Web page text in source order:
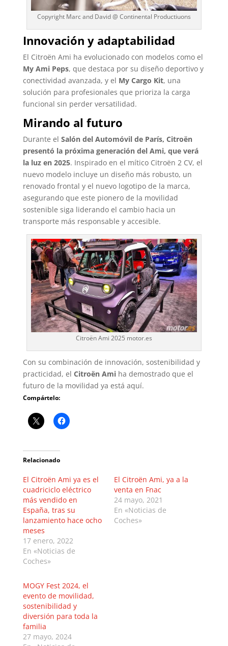
Copyright Marc and David @ Continental Productiuons
Innovación y adaptabilidad
El Citroën Ami ha evolucionado con modelos como el
My Ami Peps, que destaca por su diseño deportivo y
conectividad avanzada, y el My Cargo Kit, una
solución para profesionales que prioriza la carga
funcional sin perder versatilidad.
Mirando al futuro
Durante el Salón del Automóvil de París, Citroën
presentó la próxima generación del Ami, que verá
la luz en 2025. Inspirado en el mítico Citroën 2 CV, el
nuevo modelo incluye un diseño más robusto, un
renovado frontal y el nuevo logotipo de la marca,
asegurando que este pionero de la movilidad
sostenible siga liderando el cambio hacia un
transporte más responsable y accesible.
Citroën Ami 2025 motor.es
Con su combinación de innovación, sostenibilidad y
practicidad, el Citroën Amiha demostrado que el
futuro de la movilidad ya está aquí.
Compártelo:
Relacionado
El Citroën Ami ya es el
cuadriciclo eléctrico
más vendido en
España, tras su
lanzamiento hace ocho
meses
17 enero, 2022
En «Noticias de
Coches»
El Citroën Ami, ya a la
venta en Fnac
24 mayo, 2021
En «Noticias de
Coches»
MOGY Fest 2024, el
evento de movilidad,
sostenibilidad y
diversión para toda la
familia
27 mayo, 2024